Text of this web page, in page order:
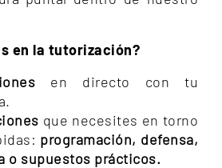
en la tutorización?
en directo con tu
que necesites en torno
programación, defensa,
o supuestos prácticos.